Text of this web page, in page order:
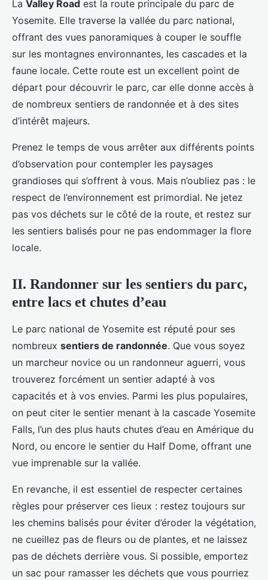
La Valley Road est la route principale du parc de
Yosemite. Elle traverse la vallée du parc national,
offrant des vues panoramiques à couper le souffle
sur les montagnes environnantes, les cascades et la
faune locale. Cette route est un excellent point de
départ pour découvrir le parc, car elle donne accès à
de nombreux sentiers de randonnée et à des sites
d’intérêt majeurs.
Prenez le temps de vous arrêter aux différents points
d’observation pour contempler les paysages
grandioses qui s’offrent à vous. Mais n’oubliez pas : le
respect de l’environnement est primordial. Ne jetez
pas vos déchets sur le côté de la route, et restez sur
les sentiers balisés pour ne pas endommager la flore
locale.
II. Randonner sur les sentiers du parc,
entre lacs et chutes d’eau
Le parc national de Yosemite est réputé pour ses
nombreux sentiers de randonnée. Que vous soyez
un marcheur novice ou un randonneur aguerri, vous
trouverez forcément un sentier adapté à vos
capacités et à vos envies. Parmi les plus populaires,
on peut citer le sentier menant à la cascade Yosemite
Falls, l’un des plus hauts chutes d’eau en Amérique du
Nord, ou encore le sentier du Half Dome, offrant une
vue imprenable sur la vallée.
En revanche, il est essentiel de respecter certaines
règles pour préserver ces lieux : restez toujours sur
les chemins balisés pour éviter d’éroder la végétation,
ne cueillez pas de fleurs ou de plantes, et ne laissez
pas de déchets derrière vous. Si possible, emportez
un sac pour ramasser les déchets que vous pourriez